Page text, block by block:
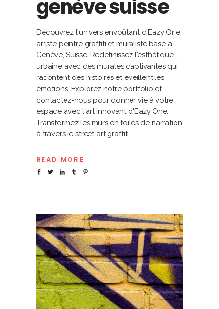
genève suisse
Découvrez l'univers envoûtant d'Eazy One,
artiste peintre graffiti et muraliste basé à
Genève, Suisse. Redéfinissez l'esthétique
urbaine avec des murales captivantes qui
racontent des histoires et éveillent les
émotions. Explorez notre portfolio et
contactez-nous pour donner vie à votre
espace avec l'art innovant d'Eazy One.
Transformez les murs en toiles de narration
à travers le street art graffiti.
READ MORE